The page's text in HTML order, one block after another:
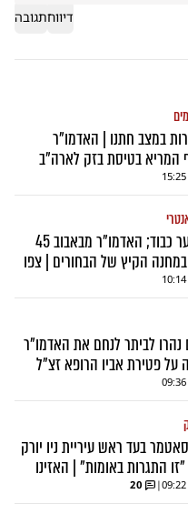
דיווחתגובה
במצב חתנו | האדמו"ר
המריא בטיסת בזק לארה"ב
15:25
צעד דרך שער כבוד; האדמו"ר מבאבוב 45
במחנה הקיץ של הבחורים | צפו
10:14
נהרו לביתר לנחם את האדמו"ר
פטירת אביו הרופא זצ"ל
09:36
בעד ראש עיריית ניו יורק
התגרות באומות" | האזינו
09:22
|
20